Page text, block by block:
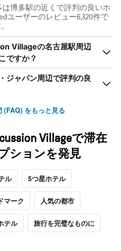
博多駅の近くで評判の良いホ
ユーザーのレビュー6,320件で
Villageの名古屋駅周辺
ですか？
ジャパン周辺で評判の良
(FAQ) をもっと見る
Villageで滞在
ションを発見
ル 5つ星ホテル
マーク 人気の都市
テル 旅行を完璧なものに